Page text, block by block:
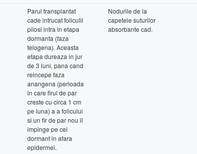
Parul transplantat
cade intrucat foliculii
pilosi intra in etapa
dormanta (faza
telogena). Aceasta
etapa dureaza in jur
de 3 luni, pana cand
reincepe faza
anangena (perioada
in care firul de par
creste cu circa 1 cm
pe luna) a a folicului
si un fir de par nou il
impinge pe cel
dormant in afara
epidermei.
Nodurile de la
capetele suturilor
absorbante cad.